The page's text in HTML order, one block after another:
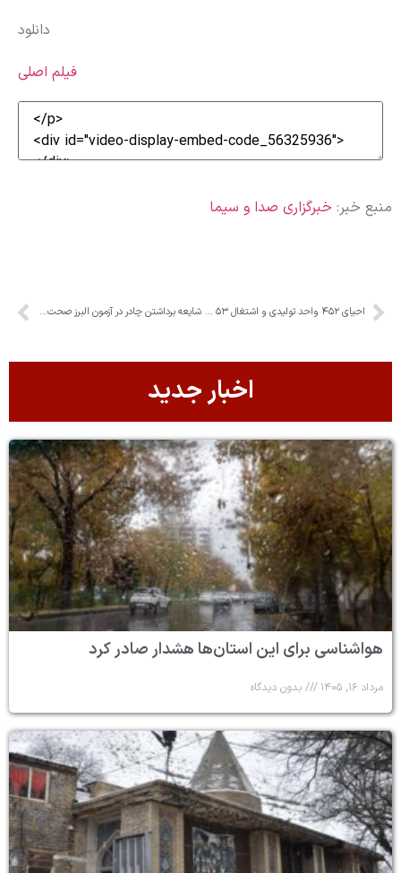
دانلود
فیلم اصلی
منبع خبر: خبرگزاری صدا و سیما
احیای ۴۵۲ واحد تولیدی و اشتغال ۵۳ هزار نفر در البرز شایعه برداشتن چادر در آزمون البرز صحت ندارد
اخبار جدید
هواشناسی برای این استان‌ها هشدار صادر کرد
مرداد ۱۶, ۱۴۰۵ بدون دیدگاه